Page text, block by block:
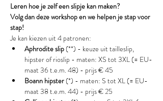
Leren hoe je zelf een slipje kan maken?
Volg dan deze workshop en we helpen je stap voor
stap!
Je kan kiezen uit 4 patronen:
Aphrodite slip (**) - keuze uit tailleslip,
hipster of rioslip - maten: XS tot 3XL (= EU-
maat 36 t.e.m. 48) - prijs € 45
Boann hipster (*) - maten: S tot XL (= EU-
maat 38 t.e.m. 44) - prijs € 25